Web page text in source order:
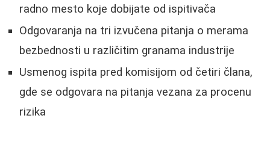
radno mesto koje dobijate od ispitivača
Odgovaranja na tri izvučena pitanja o merama
bezbednosti u različitim granama industrije
Usmenog ispita pred komisijom od četiri člana,
gde se odgovara na pitanja vezana za procenu
rizika